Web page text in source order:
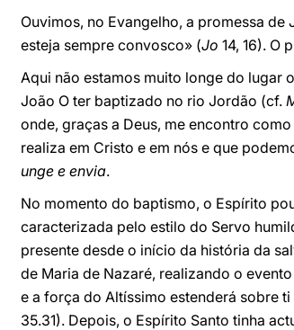
Ouvimos, no Evangelho, a promessa
esteja sempre convosco» (Jo 14, 16). O
Aqui não estamos muito longe do lugar
João O ter baptizado no rio Jordão (cf.
onde, graças a Deus, me encontro
realiza em Cristo e em nós e que
unge e envia.
No momento do baptismo, o Espírito
caracterizada pelo estilo do Servo
presente desde o início da história da
de Maria de Nazaré, realizando o
e a força do Altíssimo estenderá sobre
35.31). Depois, o Espírito Santo tinha